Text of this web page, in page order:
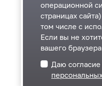
Одинцовский
области
143000,
ул. Маршала
операционной
страницах
том числе с
Если вы не
вашего
Даю